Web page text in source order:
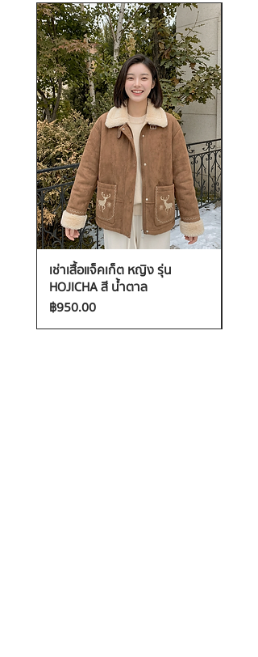
เช่าเสื้อแจ็คเก็ต หญิง รุ่น
HOJICHA สี น้ำตาล
ราคา
฿950.00